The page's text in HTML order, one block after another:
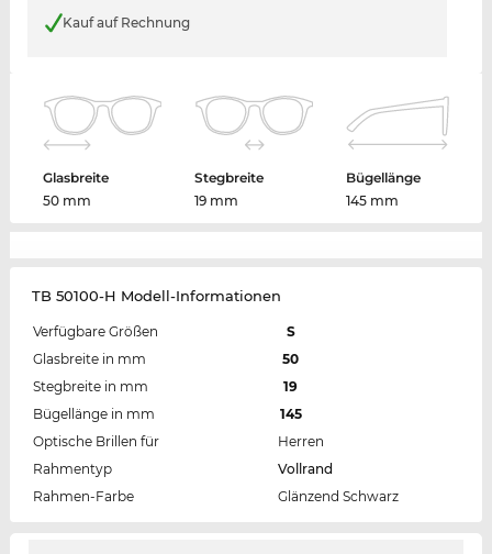
Kauf auf Rechnung
Glasbreite
50 mm
Stegbreite
19 mm
Bügellänge
145 mm
TB 50100-H Modell-Informationen
Verfügbare Größen
S
Glasbreite in mm
50
Stegbreite in mm
19
Bügellänge in mm
145
Optische Brillen für
Herren
Rahmentyp
Vollrand
Rahmen-Farbe
Glänzend Schwarz